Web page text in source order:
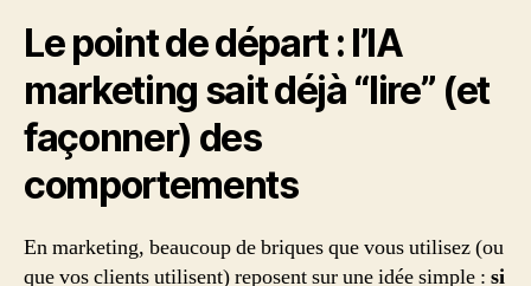
Le point de départ : l’IA
marketing sait déjà “lire” (et
façonner) des
comportements
En marketing, beaucoup de briques que vous utilisez (ou
que vos clients utilisent) reposent sur une idée simple : si